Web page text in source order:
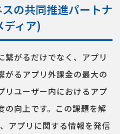
の共同推進パートナ
ディア)
繋がるだけでなく、アプリ
がるアプリ外課金の最大の
リユーザー内におけるアプ
の向上です。この課題を解
アプリに関する情報を発信